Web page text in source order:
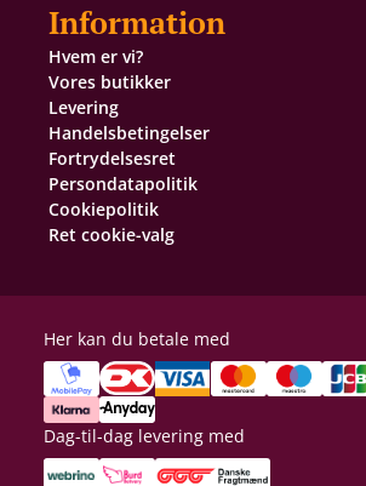
Information
Hvem er vi?
Vores butikker
Levering
Handelsbetingelser
Fortrydelsesret
Persondatapolitik
Cookiepolitik
Ret cookie-valg
Her kan du betale med
Dag-til-dag levering med